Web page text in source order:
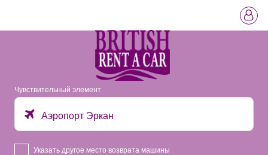
Чувствительный элемент
Аэропорт Эркан
Указать другое место возврата машины